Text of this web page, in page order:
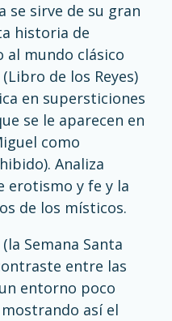
se sirve de su gran
historia de
al mundo clásico
de los Reyes)
en supersticiones
se le aparecen en
como
Analiza
erotismo y fe y la
de los místicos.
Semana Santa
entre las
entorno poco
así el